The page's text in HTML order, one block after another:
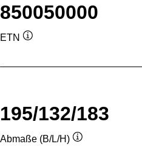
850050000
ETN
195/132/183
Abmaße (B/L/H)